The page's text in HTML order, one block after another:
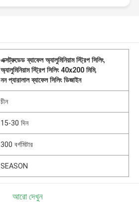
এক্সট্রুডেড ব্যাফেল অ্যালুমিনিয়াম স্ট্রিপ সিলিং,
অ্যালুমিনিয়াম স্ট্রিপ সিলিং 40x200 মিমি,
নন প্যারালাল ব্যাফেল সিলিং ডিজাইন
চীন
15-30 দিন
300 বর্গমিটার
SEASON
আরো দেখুন